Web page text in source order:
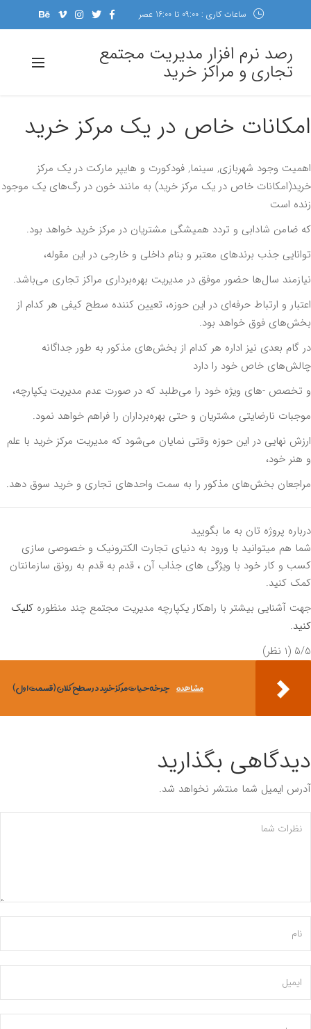
ساعات کاری : 09:00 تا 16:00 عصر
رصد نرم افزار مدیریت مجتمع
تجاری و مراکز خرید
خاص در یک مرکز خرید
وجود شهربازی, سینما, فودکورت و هایپر مارکت در یک مرکز
خاص در یک مرکز خرید) به مانند خون در رگ‌های یک موجود
است
شادابی و تردد همیشگی مشتریان در مرکز خرید خواهد بود.
جذب برندهای معتبر و بنام داخلی و خارجی در این مقوله،
سال‌ها حضور موفق در مدیریت بهره‌بر‌داری مراکز تجاری می‌باشد.
و ارتباط حرفه‌ای در این حوزه، تعیین کننده سطح کیفی هر کدام از
فوق خواهد بود.
بعدی نیز اداره هر کدام از بخش‌های مذکور به طور جداگانه
خاص خود را دارد
-های ویژه خود را می‌طلبد که در صورت عدم مدیریت یکپارچه،
نارضایتی مشتریان و حتی بهره‌برداران را فراهم خواهد نمود.
نهایی در این حوزه وقتی نمایان می‌شود که مدیریت مرکز خرید با علم
خود،
بخش‌های مذکور را به سمت واحدهای تجاری و خرید سوق دهد.
پروژه تان به ما بگویید
هم میتوانید با ورود به دنیای تجارت الکترونیک و خصوصی سازی
و کار خود با ویژگی های جذاب آن ، قدم به قدم به رونق سازمانتان
کنید.
آشنایی بیشتر با راهکار یکپارچه مدیریت مجتمع چند منظورهکلیک
.
‫(1 نظر)
مشاهده چرخه حیات مرکز خرید در سطح کلان ( قسمت اول )
بگذارید
ایمیل شما منتشر نخواهد شد.